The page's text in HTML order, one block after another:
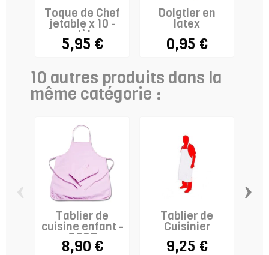
Toque de Chef
jetable x 10 -
modèle...
5,95 €
Doigtier en
latex
0,95 €
10 autres produits dans la
même catégorie :
Tablier de
cuisine enfant -
ROSE
8,90 €
Tablier de
Cuisinier
9,25 €
›